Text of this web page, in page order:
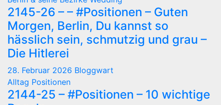
2145-26 – – #Positionen – Guten
Morgen, Berlin, Du kannst so
hässlich sein, schmutzig und grau –
Die Hitlerei
28. Februar 2026 Bloggwart
Alltag Positionen
2144-25 – #Positionen – 10 wichtige